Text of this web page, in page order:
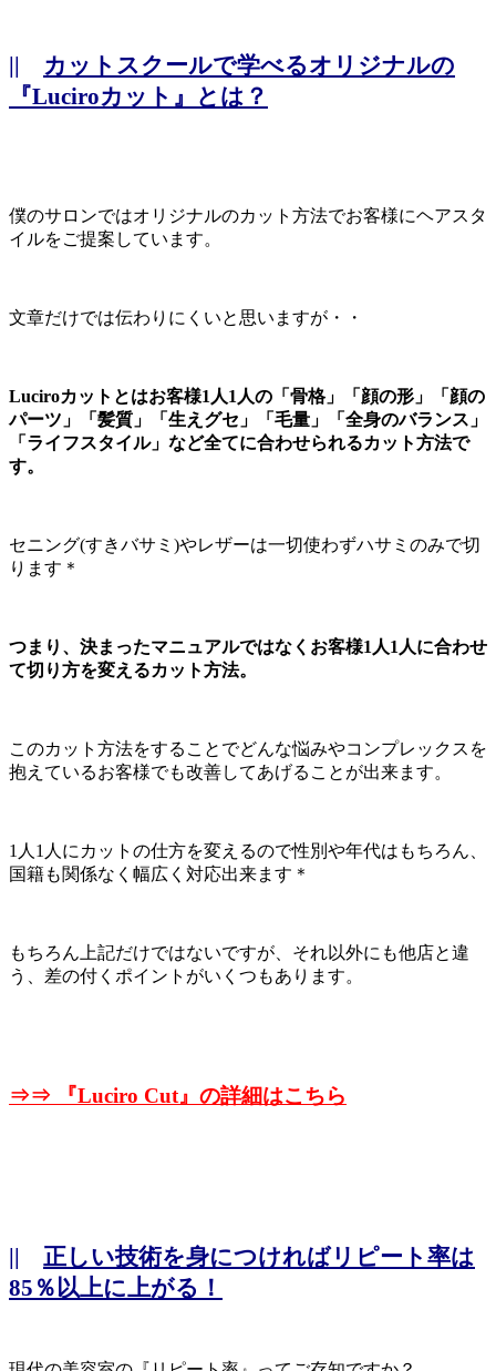
|| カットスクールで学べるオリジナルの
『Luciroカット』とは？
僕のサロンではオリジナルのカット方法でお客様にヘアスタ
イルをご提案しています。
文章だけでは伝わりにくいと思いますが・・
Luciroカットとはお客様1人1人の「骨格」「顔の形」「顔の
パーツ」「髪質」「生えグセ」「毛量」「全身のバランス」
「ライフスタイル」など全てに合わせられるカット方法で
す。
セニング(すきバサミ)やレザーは一切使わずハサミのみで切
ります＊
つまり、決まったマニュアルではなくお客様1人1人に合わせ
て切り方を変えるカット方法。
このカット方法をすることでどんな悩みやコンプレックスを
抱えているお客様でも改善してあげることが出来ます。
1人1人にカットの仕方を変えるので性別や年代はもちろん、
国籍も関係なく幅広く対応出来ます＊
もちろん上記だけではないですが、それ以外にも他店と違
う、差の付くポイントがいくつもあります。
⇒⇒ 『Luciro Cut』の詳細はこちら
|| 正しい技術を身につければリピート率は
85％以上に上がる！